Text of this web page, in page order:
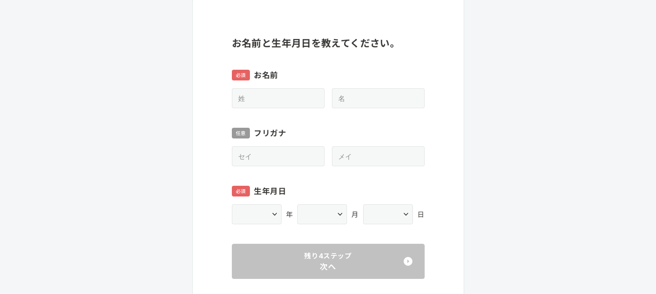
お名前と生年月日を教えてください。
お名前
必須
フリガナ
任意
生年月日
必須
年 月 日
残り4ステップ
次へ